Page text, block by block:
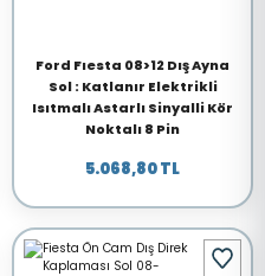
Ford Fıesta 08>12 Dış Ayna
Sol : Katlanır Elektrikli
Isıtmalı Astarlı Sinyalli Kör
Noktalı 8 Pin
5.068,80 TL